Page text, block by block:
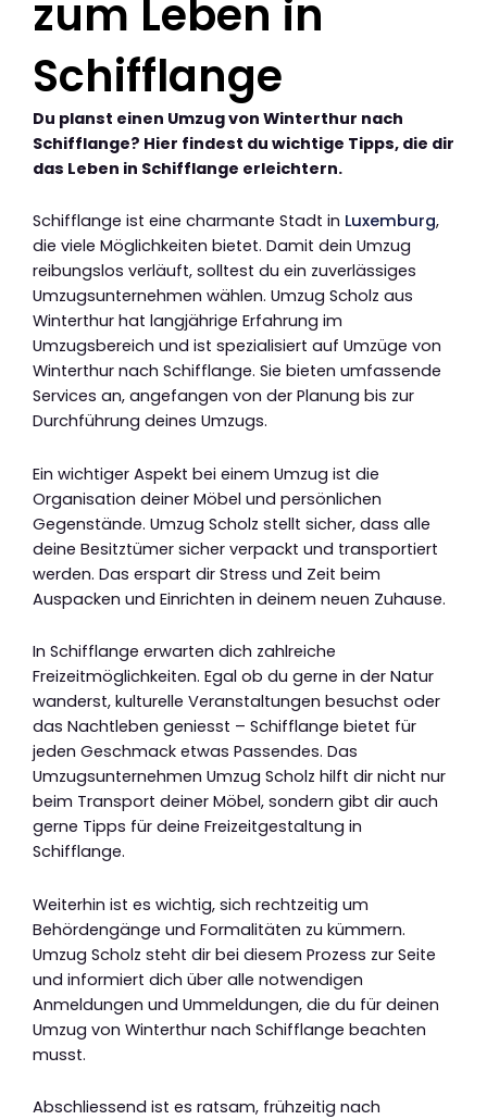
zum Leben in
Schifflange
Du planst einen Umzug von Winterthur nach
Schifflange? Hier findest du wichtige Tipps, die dir
das Leben in Schifflange erleichtern.
Schifflange ist eine charmante Stadt in Luxemburg,
die viele Möglichkeiten bietet. Damit dein Umzug
reibungslos verläuft, solltest du ein zuverlässiges
Umzugsunternehmen wählen. Umzug Scholz aus
Winterthur hat langjährige Erfahrung im
Umzugsbereich und ist spezialisiert auf Umzüge von
Winterthur nach Schifflange. Sie bieten umfassende
Services an, angefangen von der Planung bis zur
Durchführung deines Umzugs.
Ein wichtiger Aspekt bei einem Umzug ist die
Organisation deiner Möbel und persönlichen
Gegenstände. Umzug Scholz stellt sicher, dass alle
deine Besitztümer sicher verpackt und transportiert
werden. Das erspart dir Stress und Zeit beim
Auspacken und Einrichten in deinem neuen Zuhause.
In Schifflange erwarten dich zahlreiche
Freizeitmöglichkeiten. Egal ob du gerne in der Natur
wanderst, kulturelle Veranstaltungen besuchst oder
das Nachtleben geniesst – Schifflange bietet für
jeden Geschmack etwas Passendes. Das
Umzugsunternehmen Umzug Scholz hilft dir nicht nur
beim Transport deiner Möbel, sondern gibt dir auch
gerne Tipps für deine Freizeitgestaltung in
Schifflange.
Weiterhin ist es wichtig, sich rechtzeitig um
Behördengänge und Formalitäten zu kümmern.
Umzug Scholz steht dir bei diesem Prozess zur Seite
und informiert dich über alle notwendigen
Anmeldungen und Ummeldungen, die du für deinen
Umzug von Winterthur nach Schifflange beachten
musst.
Abschliessend ist es ratsam, frühzeitig nach